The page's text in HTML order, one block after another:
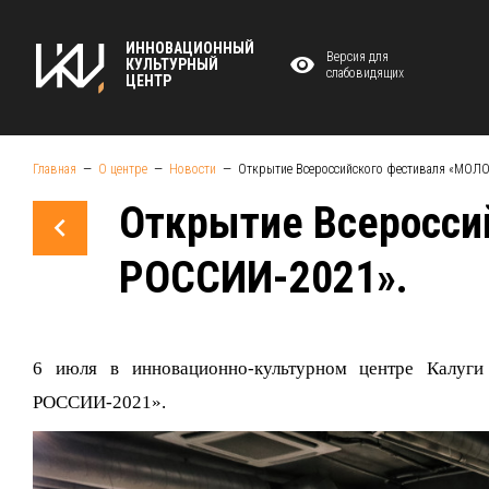
ИННОВАЦИОННЫЙ
КУЛЬТУРНЫЙ
ЦЕНТР
Версия для
слабовидящих
Главная О центре Новости Открытие Всероссийского фестиваля
Открытие
РОССИИ-2021».
6 июля в инновационно-культурном центре
РОССИИ-2021».